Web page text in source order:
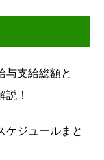
与支給総額と
説！
ケジュールまと